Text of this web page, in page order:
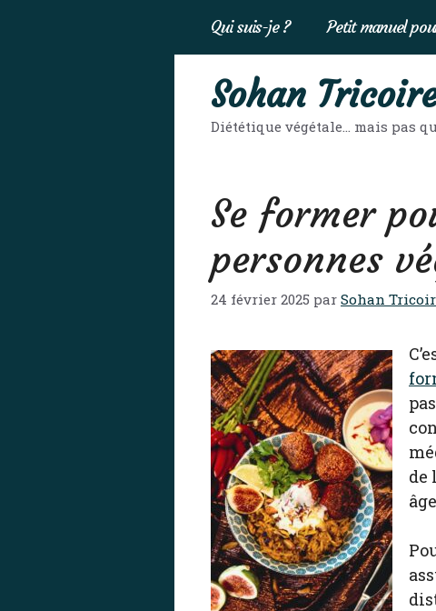
Qui suis-je ? Petit manuel
Sohan
Diététique végétale… mais pas
Se former
personnes
24 février 2025 par Sohan
de